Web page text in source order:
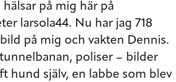
på mig här på
larsola44. Nu har jag 718
på mig och vakten Dennis.
poliser – bilder
hund själv, en labbe som blev